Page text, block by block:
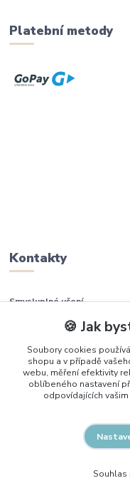
Platební metody
Kontakty
Smysluplné učení
+420 737 937 936🍪 Jak
Soubory cookies
shopu a v případě
webu, měření efektivity
oblíbeného nastavení
odpovídajících